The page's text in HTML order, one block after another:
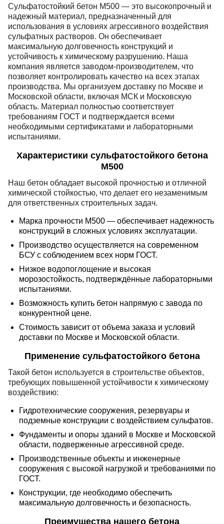
Сульфатостойкий бетон М500 — это высокопрочный и
надежный материал, предназначенный для
использования в условиях агрессивного воздействия
сульфатных растворов. Он обеспечивает
максимальную долговечность конструкций и
устойчивость к химическому разрушению. Наша
компания является заводом-производителем, что
позволяет контролировать качество на всех этапах
производства. Мы организуем доставку по Москве и
Московской области, включая МСК и Московскую
область. Материал полностью соответствует
требованиям ГОСТ и подтверждается всеми
необходимыми сертификатами и лабораторными
испытаниями.
Характеристики сульфатостойкого бетона
М500
Наш бетон обладает высокой прочностью и отличной
химической стойкостью, что делает его незаменимым
для ответственных строительных задач.
Марка прочности М500 — обеспечивает надежность
конструкций в сложных условиях эксплуатации.
Производство осуществляется на современном
БСУ с соблюдением всех норм ГОСТ.
Низкое водопоглощение и высокая
морозостойкость, подтверждённые лабораторными
испытаниями.
Возможность купить бетон напрямую с завода по
конкурентной цене.
Стоимость зависит от объема заказа и условий
доставки по Москве и Московской области.
Применение сульфатостойкого бетона
Такой бетон используется в строительстве объектов,
требующих повышенной устойчивости к химическому
воздействию:
Гидротехнические сооружения, резервуары и
подземные конструкции с воздействием сульфатов.
Фундаменты и опоры зданий в Москве и Московской
области, подверженные агрессивной среде.
Производственные объекты и инженерные
сооружения с высокой нагрузкой и требованиями по
ГОСТ.
Конструкции, где необходимо обеспечить
максимальную долговечность и безопасность.
Преимущества нашего бетона